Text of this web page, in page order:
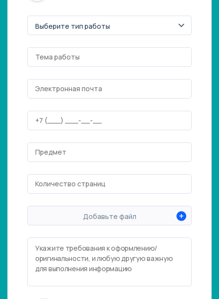
Добавьте файл +